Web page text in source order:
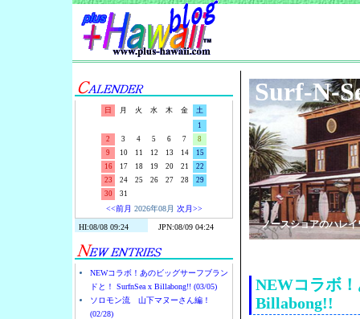
日 月 火 水 木 金
土
1
2
3 4 5 6 7
8
9
10 11 12 13 14
15
16
17 18 19 20 21
22
23
24 25 26 27 28
29
30
31
<<前月 2026年08月 次月>>
NEWコラボ！あのビッグサーフブラン
ドと！ SurfnSea x Billabong!! (03/05)
ソロモン流 山下マヌーさん編！
(02/28)
Surf-N-
ノースショアのハレ
NEWコラボ
Billabong!!